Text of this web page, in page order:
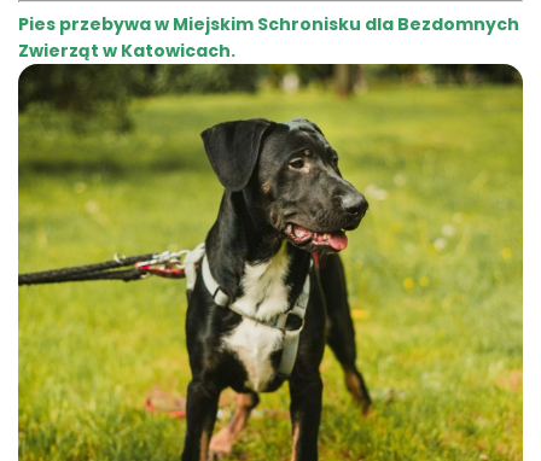
Pies przebywa w Miejskim Schronisku dla Bezdomnych
Zwierząt w Katowicach.